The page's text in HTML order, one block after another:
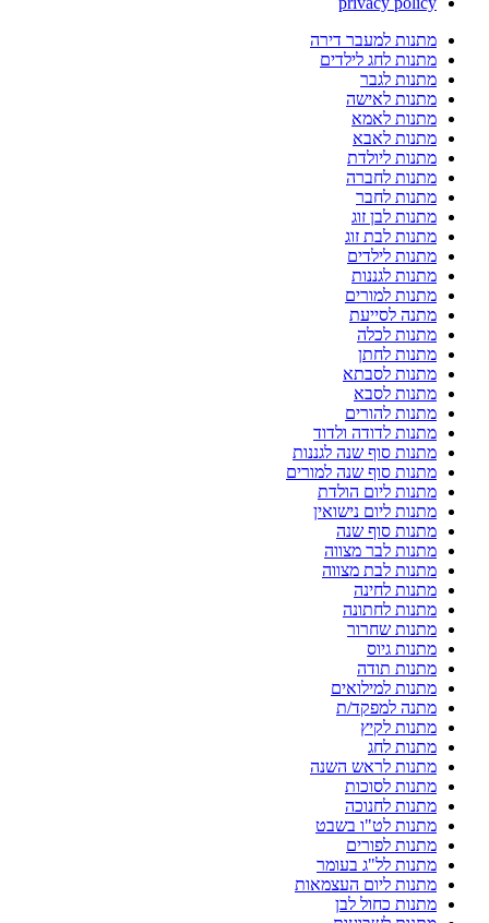
מתנות למעבר דירה
מתנות לחג לילדים
מתנות לגבר
מתנות לאישה
מתנות לאמא
מתנות לאבא
מתנות ליולדת
מתנות לחברה
מתנות לחבר
מתנות לבן זוג
מתנות לבת זוג
מתנות לילדים
מתנות לגננות
מתנות למורים
מתנה לסייעת
מתנות לכלה
מתנות לחתן
מתנות לסבתא
מתנות לסבא
מתנות להורים
מתנות לדודה ולדוד
מתנות סוף שנה לגננות
מתנות סוף שנה למורים
מתנות ליום הולדת
מתנות ליום נישואין
מתנות סוף שנה
מתנות לבר מצווה
מתנות לבת מצווה
מתנות לחינה
מתנות לחתונה
מתנות שחרור
מתנות גיוס
מתנות תודה
מתנות למילואים
מתנה למפקד/ת
מתנות לקיץ
מתנות לחג
מתנות לראש השנה
מתנות לסוכות
מתנות לחנוכה
מתנות לט"ו בשבט
מתנות לפורים
מתנות לל"ג בעומר
מתנות ליום העצמאות
מתנות כחול לבן